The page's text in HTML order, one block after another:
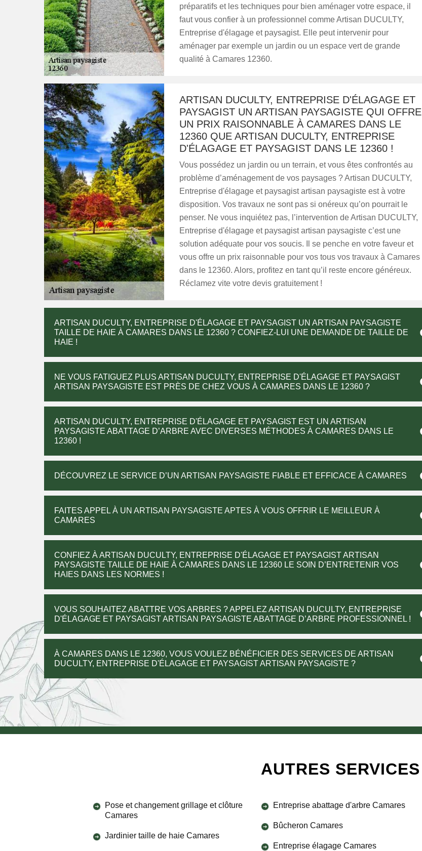
préparatifs et les techniques pour bien aménager votre espace, il
faut vous confier à un professionnel comme Artisan DUCULTY,
Entreprise d'élagage et paysagist. Elle peut intervenir pour
aménager par exemple un jardin ou un espace vert de grande
qualité à Camares 12360.
ARTISAN DUCULTY, ENTREPRISE D'ÉLAGAGE ET
PAYSAGIST UN ARTISAN PAYSAGISTE QUI OFFRE
UN PRIX RAISONNABLE À CAMARES DANS LE
12360 QUE ARTISAN DUCULTY, ENTREPRISE
D'ÉLAGAGE ET PAYSAGIST DANS LE 12360 !
Vous possédez un jardin ou un terrain, et vous êtes confrontés au
problème d’aménagement de vos paysages ? Artisan DUCULTY,
Entreprise d'élagage et paysagist artisan paysagiste est à votre
disposition. Vos travaux ne sont pas si onéreux qu’on pourrait le
penser. Ne vous inquiétez pas, l’intervention de Artisan DUCULTY,
Entreprise d'élagage et paysagist artisan paysagiste c’est une
solution adéquate pour vos soucis. Il se penche en votre faveur et
vous offre un prix raisonnable pour vos tous vos travaux à Camares
dans le 12360. Alors, profitez en tant qu’il reste encore généreux.
Réclamez vite votre devis gratuitement !
ARTISAN DUCULTY, ENTREPRISE D'ÉLAGAGE ET PAYSAGIST UN ARTISAN PAYSAGISTE
TAILLE DE HAIE À CAMARES DANS LE 12360 ? CONFIEZ-LUI UNE DEMANDE DE TAILLE DE
HAIE !
NE VOUS FATIGUEZ PLUS ARTISAN DUCULTY, ENTREPRISE D'ÉLAGAGE ET PAYSAGIST
ARTISAN PAYSAGISTE EST PRÈS DE CHEZ VOUS À CAMARES DANS LE 12360 ?
ARTISAN DUCULTY, ENTREPRISE D'ÉLAGAGE ET PAYSAGIST EST UN ARTISAN
PAYSAGISTE ABATTAGE D’ARBRE AVEC DIVERSES MÉTHODES À CAMARES DANS LE
12360 !
DÉCOUVREZ LE SERVICE D’UN ARTISAN PAYSAGISTE FIABLE ET EFFICACE À CAMARES
FAITES APPEL À UN ARTISAN PAYSAGISTE APTES À VOUS OFFRIR LE MEILLEUR À
CAMARES
CONFIEZ À ARTISAN DUCULTY, ENTREPRISE D'ÉLAGAGE ET PAYSAGIST ARTISAN
PAYSAGISTE TAILLE DE HAIE À CAMARES DANS LE 12360 LE SOIN D’ENTRETENIR VOS
HAIES DANS LES NORMES !
VOUS SOUHAITEZ ABATTRE VOS ARBRES ? APPELEZ ARTISAN DUCULTY, ENTREPRISE
D'ÉLAGAGE ET PAYSAGIST ARTISAN PAYSAGISTE ABATTAGE D’ARBRE PROFESSIONNEL !
À CAMARES DANS LE 12360, VOUS VOULEZ BÉNÉFICIER DES SERVICES DE ARTISAN
DUCULTY, ENTREPRISE D'ÉLAGAGE ET PAYSAGIST ARTISAN PAYSAGISTE ?
AUTRES SERVICES
Pose et changement grillage et clôture
Camares
Jardinier taille de haie Camares
Entreprise abattage d'arbre Camares
Bûcheron Camares
Entreprise élagage Camares